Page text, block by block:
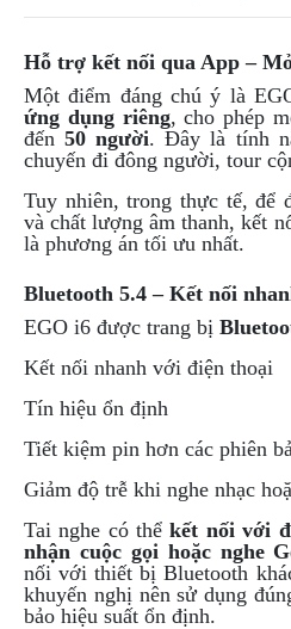
Hỗ trợ kết nối qua App –
Một điểm đáng chú ý là
ứng dụng riêng, cho phép
đến50 người. Đây là tính
chuyến đi đông người, tour
Tuy nhiên, trong thực tế, để
và chất lượng âm thanh, kết
là phương án tối ưu nhất.
Bluetooth 5.4 – Kết nối
EGO i6 được trang bị
Kết nối nhanh với điện thoại
Tín hiệu ổn định
Tiết kiệm pin hơn các phiên
Giảm độ trễ khi nghe nhạc
Tai nghe có thểkết nối với
nhận cuộc gọi hoặc nghe
nối với thiết bị Bluetooth
khuyến nghị nên sử dụng
bảo hiệu suất ổn định.